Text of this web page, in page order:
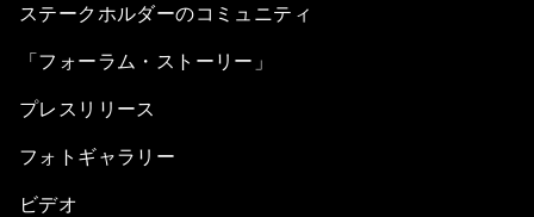
ステークホルダーのコミュニティ
「フォーラム・ストーリー」
プレスリリース
フォトギャラリー
ビデオ